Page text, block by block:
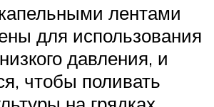
лентами
для использования
давления, и
чтобы поливать